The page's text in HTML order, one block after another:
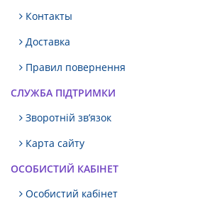
Контакты
Доставка
Правил повернення
СЛУЖБА ПІДТРИМКИ
Зворотній зв’язок
Карта сайту
ОСОБИСТИЙ КАБІНЕТ
Особистий кабінет